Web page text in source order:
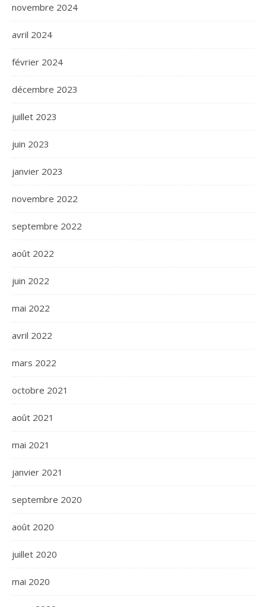
novembre 2024
avril 2024
février 2024
décembre 2023
juillet 2023
juin 2023
janvier 2023
novembre 2022
septembre 2022
août 2022
juin 2022
mai 2022
avril 2022
mars 2022
octobre 2021
août 2021
mai 2021
janvier 2021
septembre 2020
août 2020
juillet 2020
mai 2020